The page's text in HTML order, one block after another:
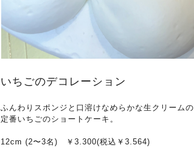
いちごのデコレーション
ふんわりスポンジと口溶けなめらかな生クリームの
定番いちごのショートケーキ。
12cm (2〜3名) ￥3.300(税込￥3.564)